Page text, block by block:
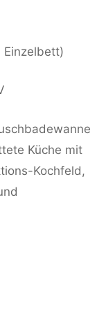
Einzelbett)
Küche mit
Kochfeld,